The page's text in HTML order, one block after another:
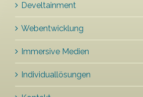
Develtainment
Webentwicklung
Immersive Medien
Individuallösungen